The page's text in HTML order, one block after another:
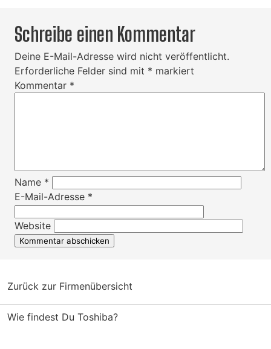
Schreibe einen Kommentar
Deine E-Mail-Adresse wird nicht veröffentlicht.
Erforderliche Felder sind mit * markiert
Kommentar *
Name *
E-Mail-Adresse *
Website
Zurück zur Firmenübersicht
Wie findest Du Toshiba?